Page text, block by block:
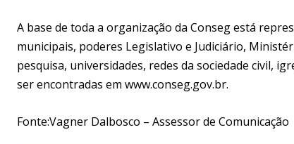
A base de toda a organização da Conseg está
municipais, poderes Legislativo e Judiciário,
pesquisa, universidades, redes da sociedade civil,
ser encontradas em www.conseg.gov.br.
Fonte:Vagner Dalbosco – Assessor de Comunicação